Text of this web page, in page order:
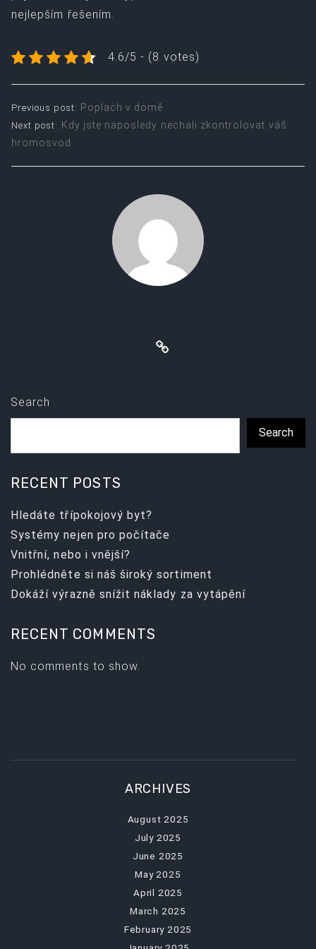
Search
Search
RECENT POSTS
Hledáte třípokojový byt?
Systémy nejen pro počítače
Vnitřní, nebo i vnější?
Prohlédněte si náš široký sortiment
Dokáží výrazně snížit náklady za vytápění
RECENT COMMENTS
No comments to show.
nejlepším řešením.
4.6/5 - (8 votes)
Post
navigation
Previous post: Poplach v domě
Next post: Kdy jste naposledy nechali zkontrolovat váš
hromosvod
ARCHIVES
August 2025
July 2025
June 2025
May 2025
April 2025
March 2025
February 2025